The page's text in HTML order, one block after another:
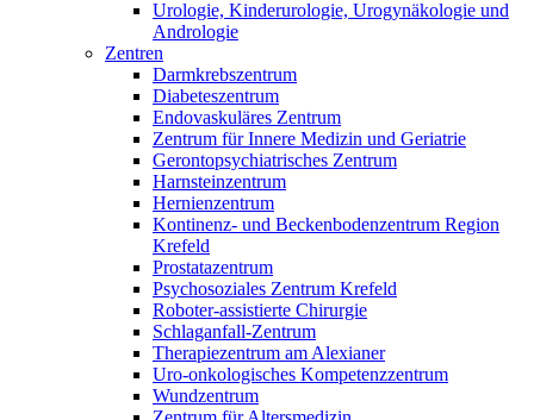
Urologie, Kinderurologie, Urogynäkologie und
Andrologie
Zentren
Darmkrebszentrum
Diabeteszentrum
Endovaskuläres Zentrum
Zentrum für Innere Medizin und Geriatrie
Gerontopsychiatrisches Zentrum
Harnsteinzentrum
Hernienzentrum
Kontinenz- und Beckenbodenzentrum Region
Krefeld
Prostatazentrum
Psychosoziales Zentrum Krefeld
Roboter-assistierte Chirurgie
Schlaganfall-Zentrum
Therapiezentrum am Alexianer
Uro-onkologisches Kompetenzzentrum
Wundzentrum